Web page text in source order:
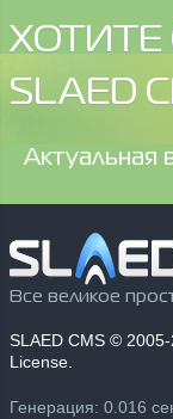
SLAED
Aктуальная
Все великое
SLAED CMS © 2005-
License.
Генерация: 0.016